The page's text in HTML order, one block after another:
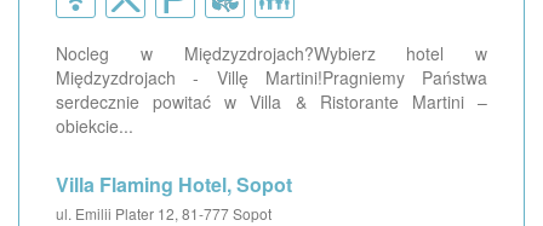
Nocleg w Międzyzdrojach?Wybierz hotel w
Międzyzdrojach - Villę Martini!Pragniemy Państwa
serdecznie powitać w Villa & Ristorante Martini –
obiekcie...
Villa Flaming Hotel, Sopot
ul. Emilii Plater 12, 81-777 Sopot